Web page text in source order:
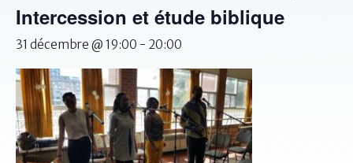
Intercession et étude biblique
31 décembre @ 19:00 - 20:00